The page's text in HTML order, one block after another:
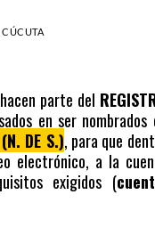
parte del
en ser nombrados
DE S.), para que
electrónico, a la
exigidos (